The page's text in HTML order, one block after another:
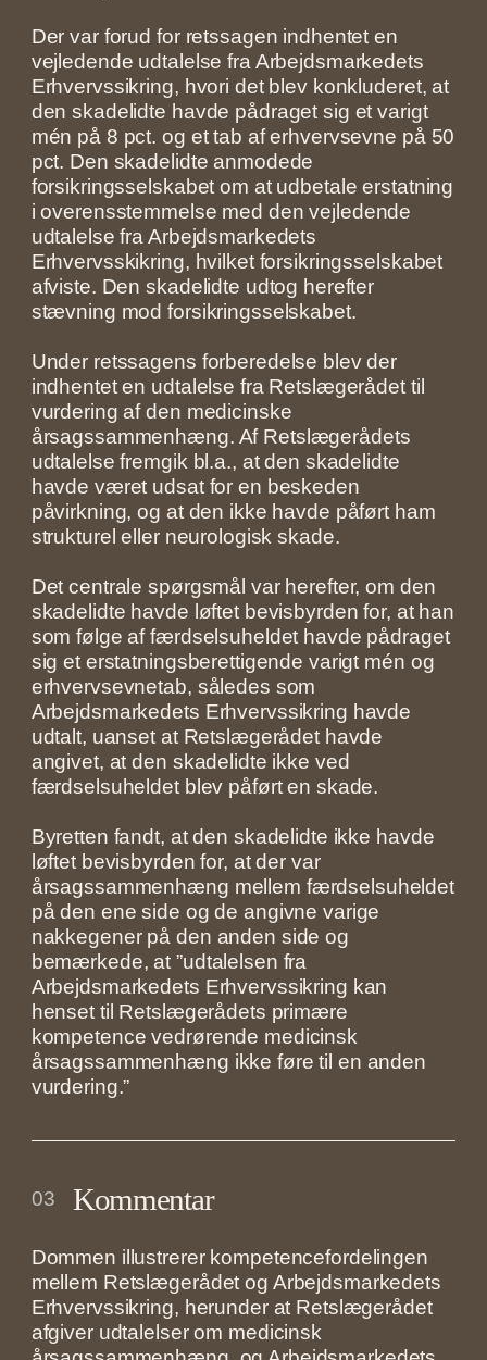
Der var forud for retssagen indhentet en
vejledende udtalelse fra Arbejdsmarkedets
Erhvervssikring, hvori det blev konkluderet, at
den skadelidte havde pådraget sig et varigt
mén på 8 pct. og et tab af erhvervsevne på 50
pct. Den skadelidte anmodede
forsikringsselskabet om at udbetale erstatning
i overensstemmelse med den vejledende
udtalelse fra Arbejdsmarkedets
Erhvervsskikring, hvilket forsikringsselskabet
afviste. Den skadelidte udtog herefter
stævning mod forsikringsselskabet.
Under retssagens forberedelse blev der
indhentet en udtalelse fra Retslægerådet til
vurdering af den medicinske
årsagssammenhæng. Af Retslægerådets
udtalelse fremgik bl.a., at den skadelidte
havde været udsat for en beskeden
påvirkning, og at den ikke havde påført ham
strukturel eller neurologisk skade.
Det centrale spørgsmål var herefter, om den
skadelidte havde løftet bevisbyrden for, at han
som følge af færdselsuheldet havde pådraget
sig et erstatningsberettigende varigt mén og
erhvervsevnetab, således som
Arbejdsmarkedets Erhvervssikring havde
udtalt, uanset at Retslægerådet havde
angivet, at den skadelidte ikke ved
færdselsuheldet blev påført en skade.
Byretten fandt, at den skadelidte ikke havde
løftet bevisbyrden for, at der var
årsagssammenhæng mellem færdselsuheldet
på den ene side og de angivne varige
nakkegener på den anden side og
bemærkede, at ”udtalelsen fra
Arbejdsmarkedets Erhvervssikring kan
henset til Retslægerådets primære
kompetence vedrørende medicinsk
årsagssammenhæng ikke føre til en anden
vurdering.”
03 Kommentar
Dommen illustrerer kompetencefordelingen
mellem Retslægerådet og Arbejdsmarkedets
Erhvervssikring, herunder at Retslægerådet
afgiver udtalelser om medicinsk